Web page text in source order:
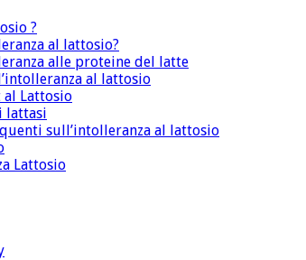
?
al lattosio?
alle proteine del latte
al lattosio
al Lattosio
lattasi
sull’intolleranza al lattosio
Lattosio